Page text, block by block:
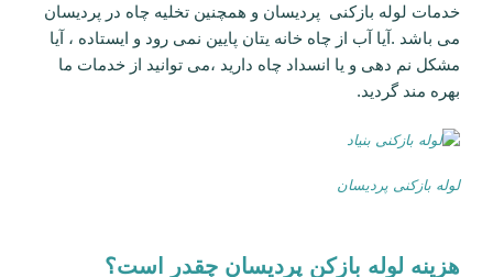
خدمات لوله بازکنی پردیسان و همچنین تخلیه چاه در پردیسان
می باشد .آیا آب از چاه خانه یتان پایین نمی رود و ایستاده ، آیا
مشکل نم دهی و یا انسداد چاه دارید ،می توانید از خدمات ما
بهره مند گردید.
لوله بازکنی پردیسان
هزینه لوله بازکن پردیسان چقدر است؟